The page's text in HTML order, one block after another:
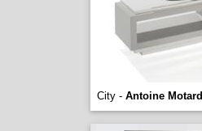
City - Antoine Motard